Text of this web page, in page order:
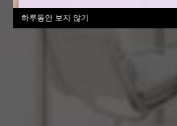
하루동안 보지 않기